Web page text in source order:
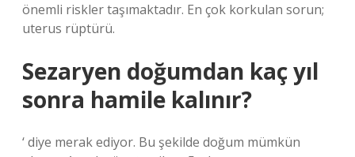
önemli riskler taşımaktadır. En çok korkulan sorun;
uterus rüptürü.
Sezaryen doğumdan kaç yıl
sonra hamile kalınır?
‘ diye merak ediyor. Bu şekilde doğum mümkün